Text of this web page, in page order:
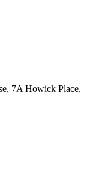
7A Howick Place,